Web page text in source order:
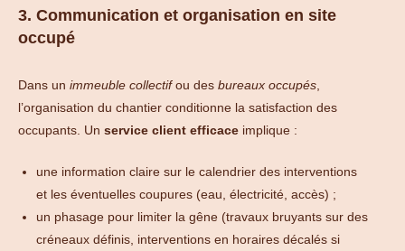
3. Communication et organisation en site
occupé
Dans un immeuble collectifou des bureaux occupés
l’organisation du chantier conditionne la satisfaction des
occupants. Un service client efficace implique :
une information claire sur le calendrier des interventions
et les éventuelles coupures (eau, électricité, accès) ;
un phasage pour limiter la gêne (travaux bruyants sur des
créneaux définis, interventions en horaires décalés si